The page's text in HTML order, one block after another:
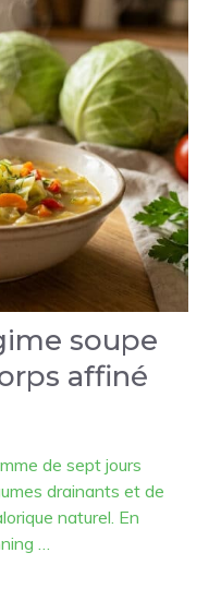
soupe
affiné
de sept jours
drainants et de
naturel. En
…